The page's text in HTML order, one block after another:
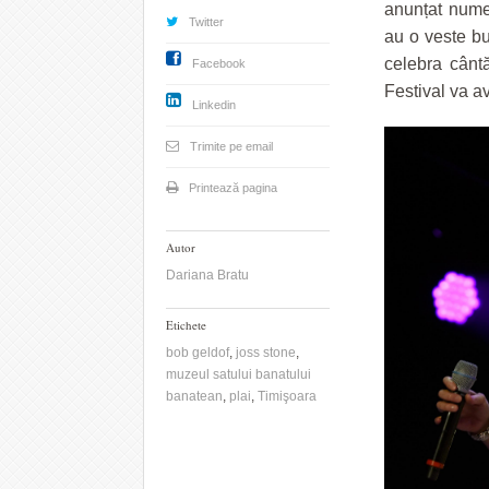
anunțat
au o veste
celebra
Festival va
Twitter
Facebook
Linkedin
Trimite pe email
Printează pagina
Autor
Dariana Bratu
Etichete
bob geldof, joss stone,
muzeul satului banatului
banatean, plai, Timişoara